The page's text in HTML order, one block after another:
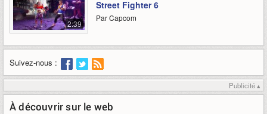
2:39
Street Fighter 6
Par Capcom
Suivez-nous :
Publicité ▴
À découvrir sur le web